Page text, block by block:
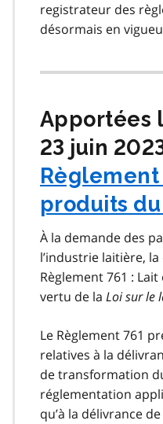
registrateur des
désormais en
Apportées
23 juin
Règlement
produits
À la demande des
l’industrie laitière,
Règlement 761 :
vertu de la Loi sur le
Le Règlement 761
relatives à la
de transformation
réglementation
qu’à la délivrance